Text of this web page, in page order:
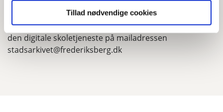
Tillad nødvendige cookies
Vi modtager meget gerne input og kommentarer til
den digitale skoletjeneste på mailadressen
stadsarkivet@frederiksberg.dk